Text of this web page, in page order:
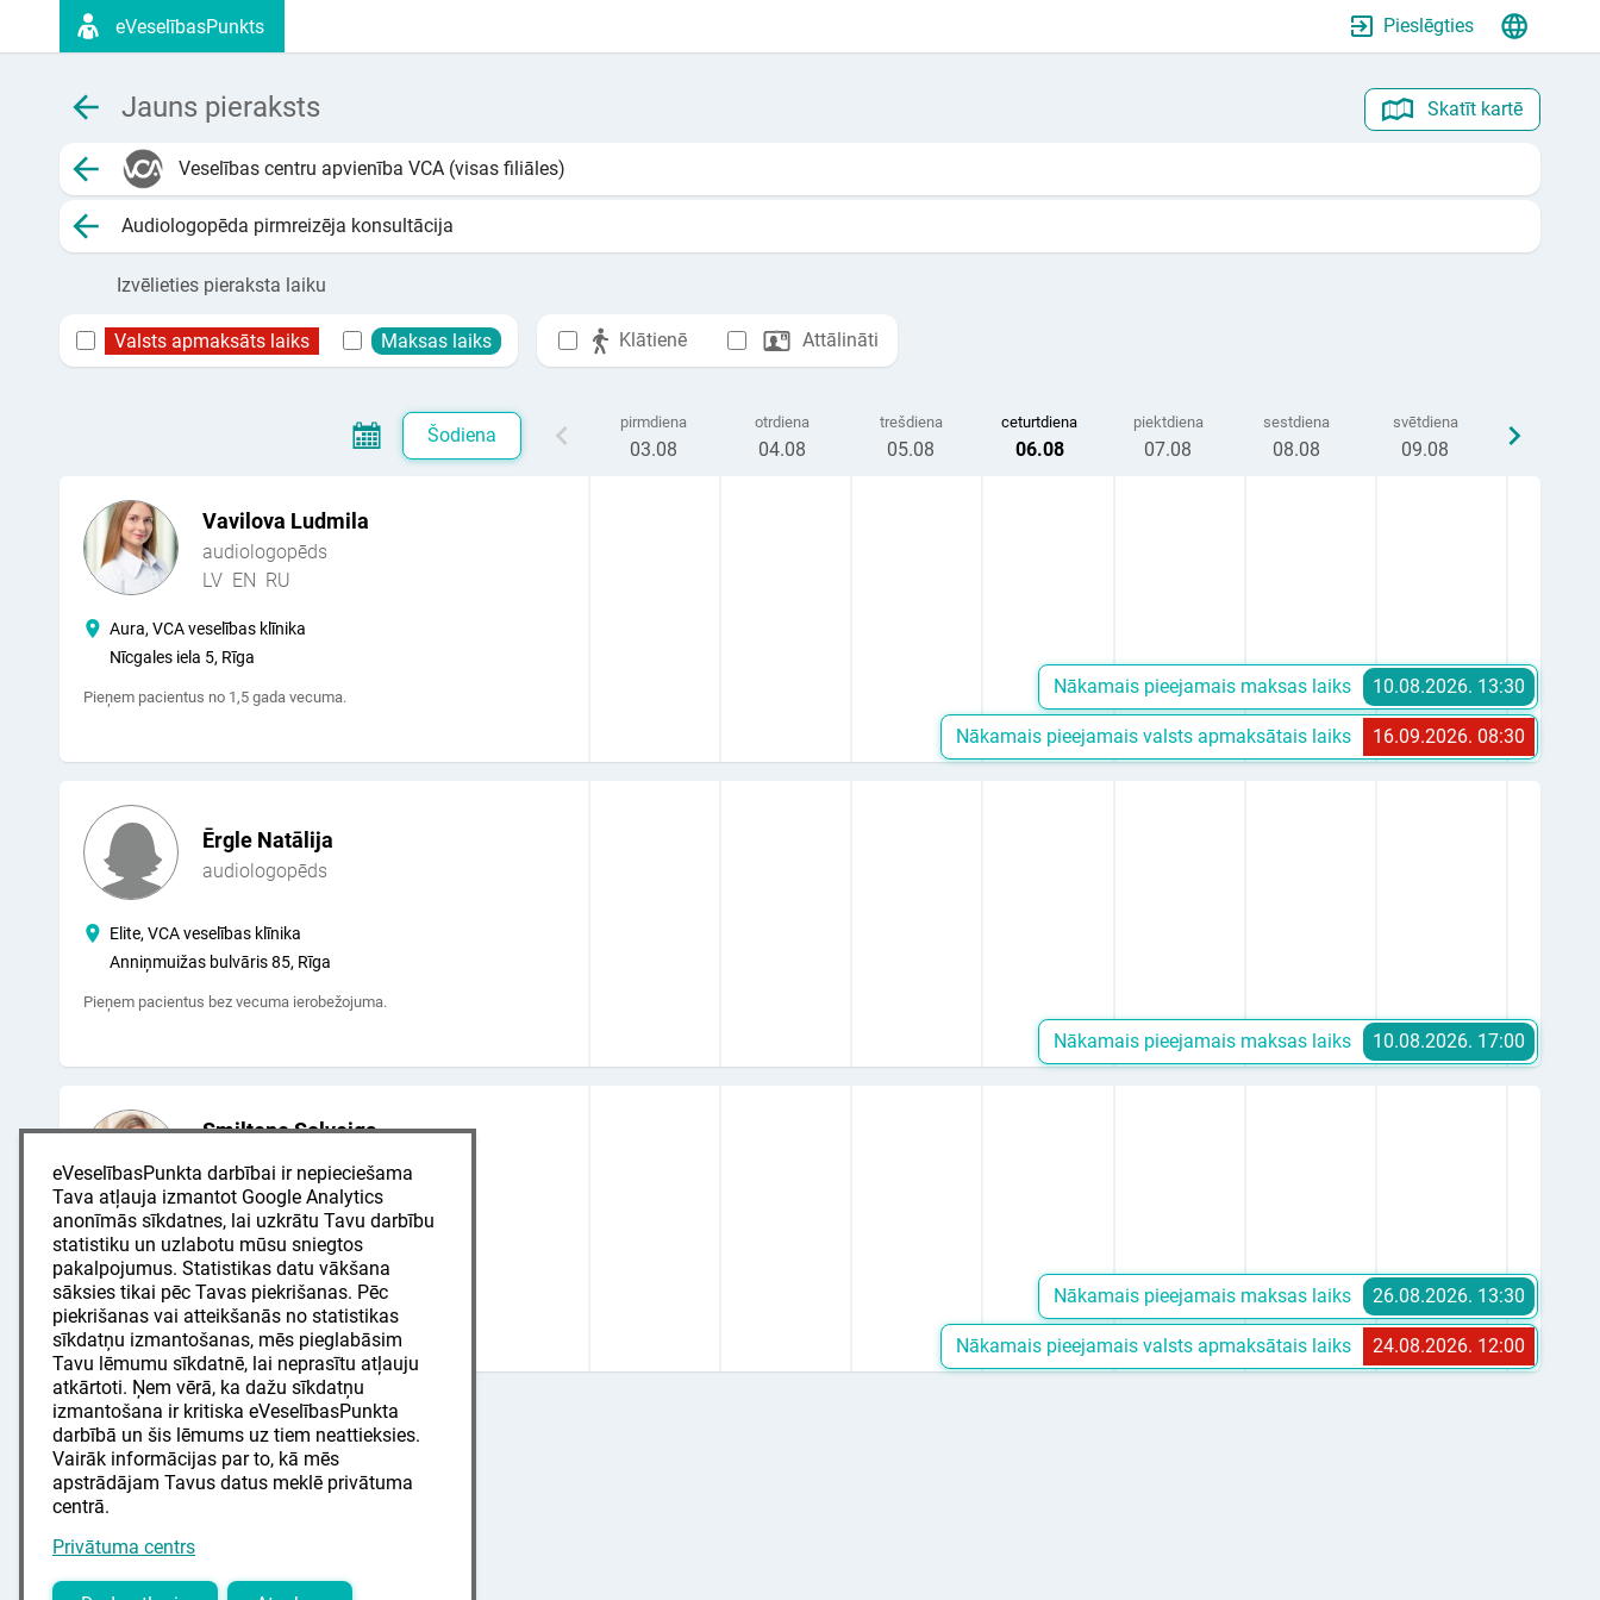
eVeselībasPunkts Pieslēgties
Jauns pieraksts Skatīt kartē
Veselības centru apvienība VCA (visas filiāles)
Audiologopēda pirmreizēja konsultācija
Izvēlieties pieraksta laiku
Valsts apmaksāts laiks Maksas laiks Klātienē Attālināti
Šodiena
pirmdiena
03.08
otrdiena
04.08
trešdiena
05.08
ceturtdiena
06.08
piektdiena
07.08
sestdiena
08.08
svētdiena
09.08
Vavilova Ludmila
audiologopēds
LV EN RU
Aura, VCA veselības klīnika
Nīcgales iela 5, Rīga
Pieņem pacientus no 1,5 gada vecuma. Nākamais pieejamais maksas laiks 10.08.2026. 13:30
Nākamais pieejamais valsts apmaksātais laiks 16.09.2026. 08:30
Ērgle Natālija
audiologopēds
Elite, VCA veselības klīnika
Anniņmuižas bulvāris 85, Rīga
Pieņem pacientus bez vecuma ierobežojuma.
Nākamais pieejamais maksas laiks 10.08.2026. 17:00
Smiltene Solveiga
audiologopēds
LV RU
Jugla, VCA veselības klīnika
Juglas iela 2, Rīga
Pieņem pacientus no 1,5 gadu vecuma. Nākamais pieejamais maksas laiks 26.08.2026. 13:30
Nākamais pieejamais valsts apmaksātais laiks 24.08.2026. 12:00
eVeselībasPunkta darbībai ir nepieciešama
Tava atļauja izmantot Google Analytics
anonīmās sīkdatnes, lai uzkrātu Tavu darbību
statistiku un uzlabotu mūsu sniegtos
pakalpojumus. Statistikas datu vākšana
sāksies tikai pēc Tavas piekrišanas. Pēc
piekrišanas vai atteikšanās no statistikas
sīkdatņu izmantošanas, mēs pieglabāsim
Tavu lēmumu sīkdatnē, lai neprasītu atļauju
atkārtoti. Ņem vērā, ka dažu sīkdatņu
izmantošana ir kritiska eVeselībasPunkta
darbībā un šis lēmums uz tiem neattieksies.
Vairāk informācijas par to, kā mēs
apstrādājam Tavus datus meklē privātuma
centrā.
Privātuma centrs